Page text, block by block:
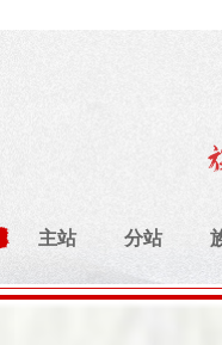
主站 分站